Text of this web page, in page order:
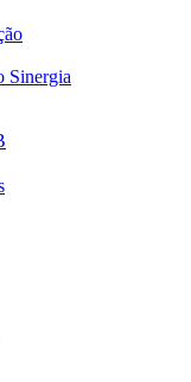
Sinergia